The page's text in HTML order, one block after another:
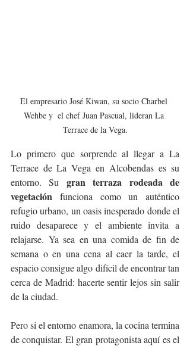
El empresario José Kiwan, su socio Charbel
Wehbe y  el chef Juan Pascual, lideran La
Terrace de la Vega.
Lo primero que sorprende al llegar a La
Terrace de La Vega en Alcobendas es su
entorno. Su gran terraza rodeada de
vegetación funciona como un auténtico
refugio urbano, un oasis inesperado donde el
ruido desaparece y el ambiente invita a
relajarse. Ya sea en una comida de fin de
semana o en una cena al caer la tarde, el
espacio consigue algo difícil de encontrar tan
cerca de Madrid: hacerte sentir lejos sin salir
de la ciudad.
Pero si el entorno enamora, la cocina termina